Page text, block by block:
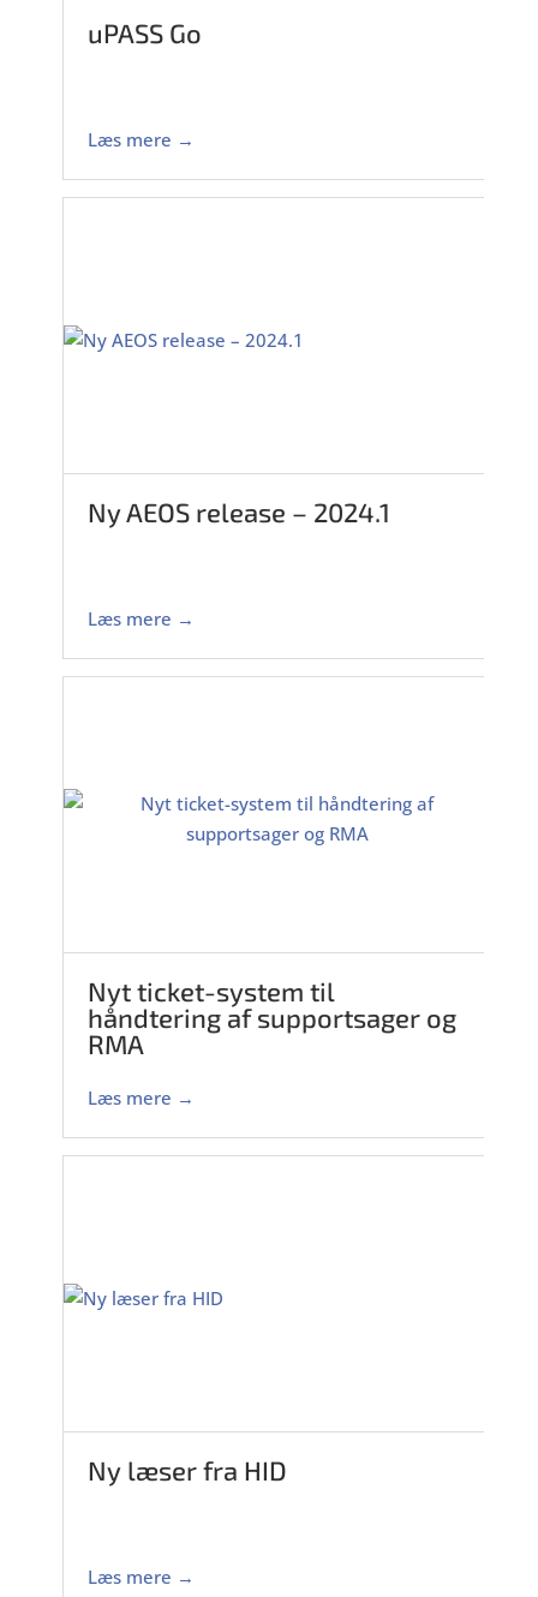
uPASS Go
Læs mere →
Ny AEOS release – 2024.1
Læs mere →
Nyt ticket-system til
håndtering af supportsager og
RMA
Læs mere →
Ny læser fra HID
Læs mere →